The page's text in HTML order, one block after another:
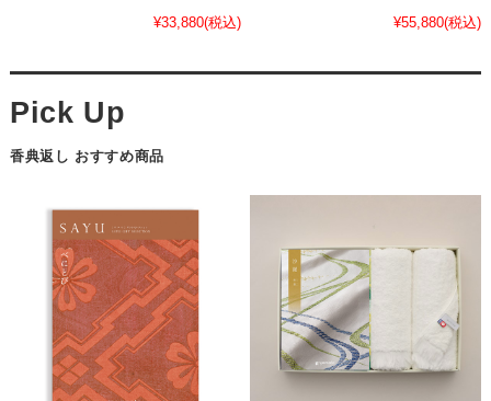
¥33,880(税込)
¥55,880(税込)
香典返し おすすめ商品